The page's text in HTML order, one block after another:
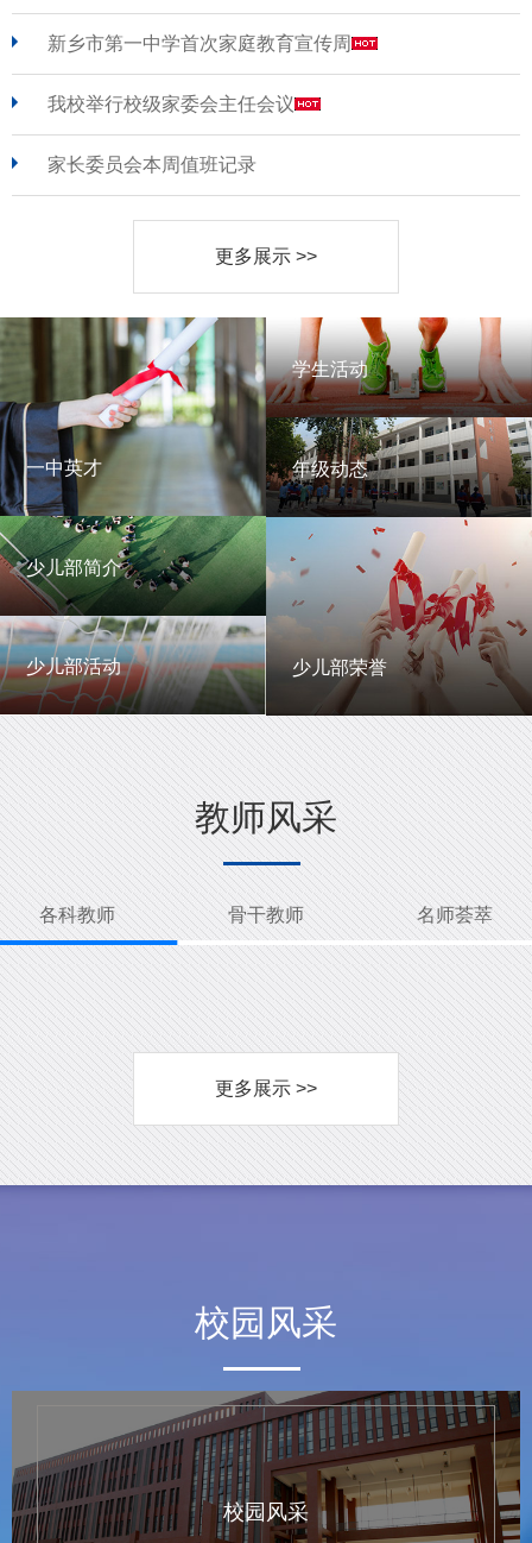
新乡市第一中学首次家庭教育宣传周
我校举行校级家委会主任会议
家长委员会本周值班记录
更多展示 >>
一中英才
一中英才
少儿部简介
少儿部简介
少儿部活动
少儿部活动
学生活动
学生活动
年级动态
年级动态
少儿部荣誉
少儿部荣誉
教师风采
各科教师 骨干教师 名师荟萃
更多展示 >>
校园风采
校园风采